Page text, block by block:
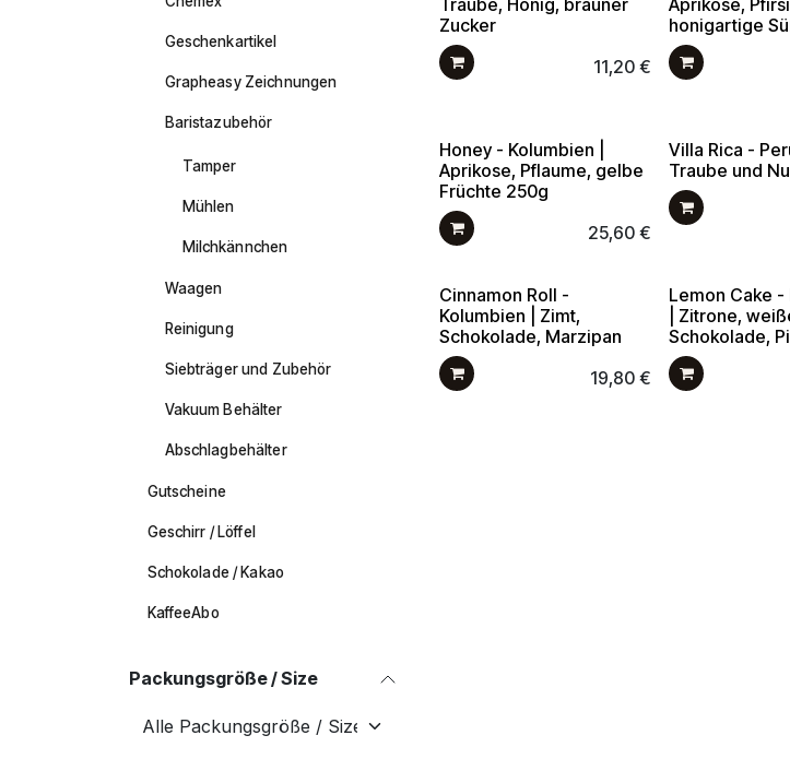
Geschenkartikel
Grapheasy Zeichnungen
Baristazubehör
Tamper
Mühlen
Milchkännchen
Waagen
Reinigung
Siebträger und Zubehör
Vakuum Behälter
Abschlagbehälter
Gutscheine
Geschirr / Löffel
Schokolade / Kakao
KaffeeAbo
Packungsgröße / Size
Traube, Honig, brauner
Zucker
11,20 €
Aprikose,
honigartige
Honey - Kolumbien |
Aprikose, Pflaume, gelbe
Früchte 250g
25,60 €
Villa Rica -
Traube und
Cinnamon Roll -
Kolumbien | Zimt,
Schokolade, Marzipan
19,80 €
Lemon Cake -
| Zitrone,
Schokolade,